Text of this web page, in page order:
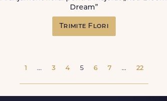
Dream”
Trimite Flori
1 ... 3 4 5 6 7 ... 22